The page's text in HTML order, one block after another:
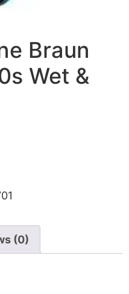
Braun
Wet &
(0)